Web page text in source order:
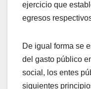
ejercicio que
egresos
De igual forma se
del gasto público
social, los entes
siguientes